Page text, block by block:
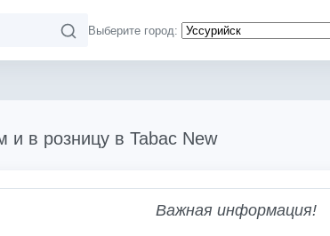
Выберите город:
и в розницу в Tabac New
Важная информация!